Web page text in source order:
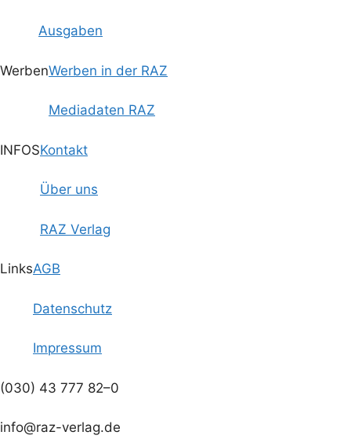
Ausgaben
WerbenWerben in der RAZ
Mediadaten RAZ
INFOSKontakt
Über uns
RAZ Verlag
LinksAGB
Datenschutz
Impressum
(030) 43 777 82–0
info@raz-verlag.de